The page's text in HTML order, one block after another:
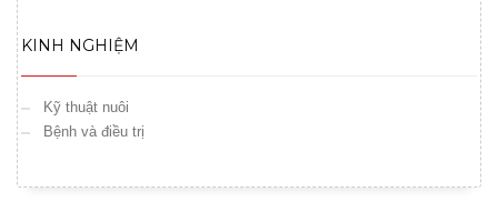
KINH NGHIỆM
Kỹ thuật nuôi
Bệnh và điều trị